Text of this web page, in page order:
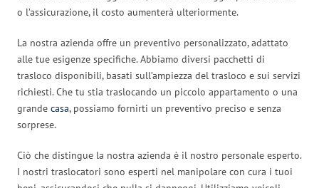
o l’assicurazione, il costo aumenterà ulteriormente.
La nostra azienda offre un preventivo personalizzato, adattato
alle tue esigenze specifiche. Abbiamo diversi pacchetti di
trasloco disponibili, basati sull’ampiezza del trasloco e sui servizi
richiesti. Che tu stia traslocando un piccolo appartamento o una
grande casa, possiamo fornirti un preventivo preciso e senza
sorprese.
Ciò che distingue la nostra azienda è il nostro personale esperto.
I nostri traslocatori sono esperti nel manipolare con cura i tuoi